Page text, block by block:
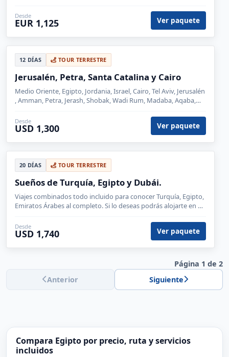
Desde
EUR 1,125 Ver paquete
12 DÍAS TOUR TERRESTRE
Jerusalén, Petra, Santa Catalina y Cairo
Medio Oriente, Egipto, Jordania, Israel, Cairo, Tel Aviv, Jerusalén
, Amman, Petra, Jerash, Shobak, Wadi Rum, Madaba, Aqaba,
Desde
USD 1,300 Ver paquete
20 DÍAS TOUR TERRESTRE
Sueños de Turquía, Egipto y Dubái.
Viajes combinados todo incluido para conocer Turquía, Egipto,
Emiratos Árabes al completo. Si lo deseas podrás alojarte en el
Desde
USD 1,740 Ver paquete
Anterior
Página 1 de 2
Siguiente
Compara Egipto por precio, ruta y servicios
incluidos